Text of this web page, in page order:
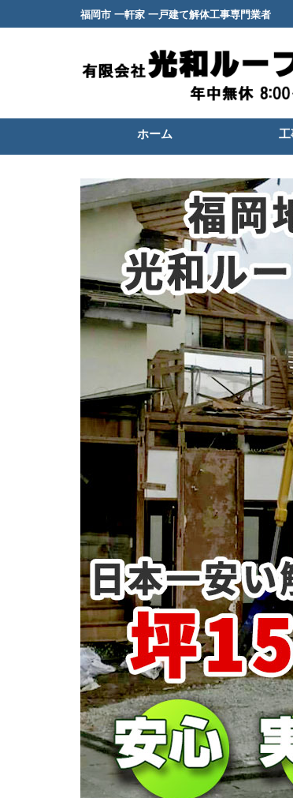
福岡市 一軒家 一戸建て解体工事専門業者
ホーム